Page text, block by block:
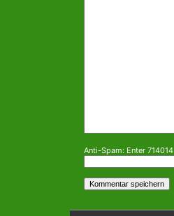
Anti-Spam: Enter 714014